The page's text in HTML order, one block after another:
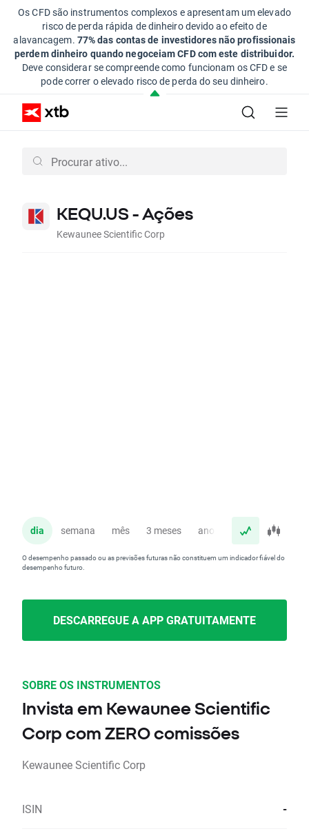
Os CFD são instrumentos complexos e apresentam um elevado
risco de perda rápida de dinheiro devido ao efeito de
alavancagem. 77% das contas de investidores não profissionais
perdem dinheiro quando negoceiam CFD com este distribuidor.
Deve considerar se compreende como funcionam os CFD e se
pode correr o elevado risco de perda do seu dinheiro.
KEQU.US - Ações
Kewaunee Scientific Corp
dia semana mês 3 meses ano
O desempenho passado ou as previsões futuras não constituem um indicador fiável do
desempenho futuro.
DESCARREGUE A APP GRATUITAMENTE
SOBRE OS INSTRUMENTOS
Invista em Kewaunee Scientific
Corp com ZERO comissões
Kewaunee Scientific Corp
ISIN -